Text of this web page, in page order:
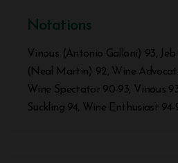
Notations
Vinous (Antonio Galloni) 93,
(Neal Martin) 92, Wine
Wine Spectator 90-93, Vinous
Suckling 94, Wine Enthusiast